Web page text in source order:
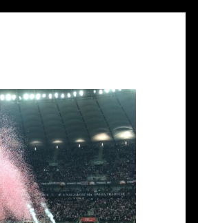
MICHALINA KOZARYN
KW. 28, 2023